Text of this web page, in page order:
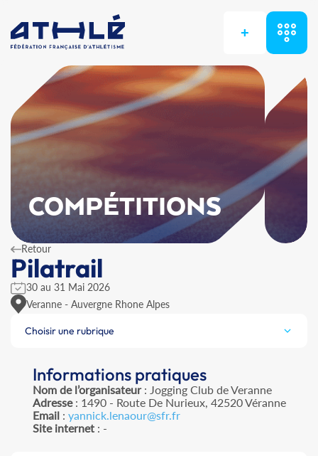
+
COMPÉTITIONS
Retour
Pilatrail
30 au 31 Mai 2026
Veranne - Auvergne Rhone Alpes
Choisir une rubrique
Informations pratiques
Nom de l’organisateur: Jogging Club de Veranne
Adresse: 1490 - Route De Nurieux, 42520 Véranne
Email: yannick.lenaour@sfr.fr
Site internet: -